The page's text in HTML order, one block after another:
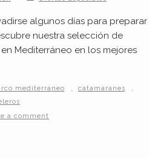
algunos días para preparar
nuestra selección de
Mediterráneo en los mejores
mediterraneo , catamaranes ,
a comment